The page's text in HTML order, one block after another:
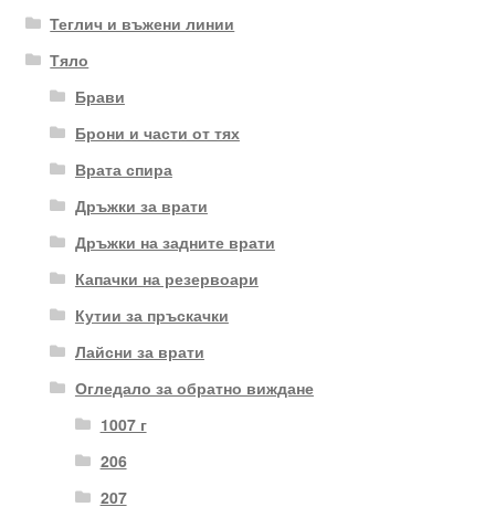
Теглич и въжени линии
Тяло
Брави
Брони и части от тях
Врата спира
Дръжки за врати
Дръжки на задните врати
Капачки на резервоари
Кутии за пръскачки
Лайсни за врати
Огледало за обратно виждане
1007 г
206
207